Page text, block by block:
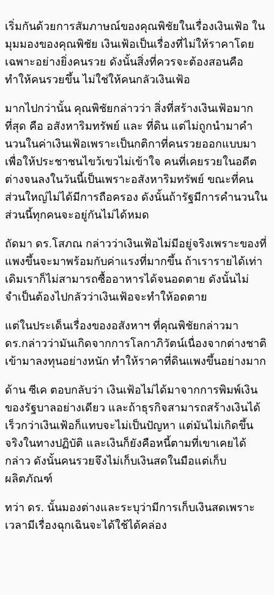
เริ่มกันด้วยการสัมภาษณ์ของคุณพิชัยในเรื่องเงินเฟ้อ ใน
มุมมองของคุณพิชัย เงินเฟ้อเป็นเรื่องที่ไม่ให้ราคาโดย
เฉพาะอย่างยิ่งคนรวย ดังนั้นสิ่งที่ควรจะต้องสอนคือ
ทำให้คนรวยขึ้น ไม่ใช่ให้คนกลัวเงินเฟ้อ
มากไปกว่านั้น คุณพิชัยกล่าวว่า สิ่งที่สร้างเงินเฟ้อมาก
ที่สุด คือ อสังหาริมทรัพย์ และ ที่ดิน แต่ไม่ถูกนำมาคำ
นวนในค่าเงินเฟ้อเพราะเป็นกติกาที่คนรวยออกแบบมา
เพื่อให้ประชาชนไขว้เขวไม่เข้าใจ คนที่เคยรวยในอดีต
ต่างจนลงในวันนี้เป็นเพราะอสังหาริมทรัพย์ ขณะที่คน
ส่วนใหญ่ไม่ได้มีการถือครอง ดังนั้นถ้ารัฐมีการคำนวนใน
ส่วนนี้ทุกคนจะอยู่กันไม่ได้หมด
ถัดมา ดร.โสภณ กล่าวว่าเงินเฟ้อไม่มีอยู่จริงเพราะของที่
แพงขึ้นจะมาพร้อมกับค่าแรงที่มากขึ้น ถ้าเรารายได้เท่า
เดิมเราก็ไม่สามารถซื้ออาหารได้จนอดตาย ดังนั้นไม่
จำเป็นต้องไปกลัวว่าเงินเฟ้อจะทำให้อดตาย
แต่ในประเด็นเรื่องของอสังหาฯ ที่คุณพิชัยกล่าวมา
ดร.กล่าวว่ามันเกิดจากการโลกาภิวัตน์เนื่องจากต่างชาติ
เข้ามาลงทุนอย่างหนัก ทำให้ราคาที่ดินแพงขึ้นอย่างมาก
ด้าน ซีเค ตอบกลับว่า เงินเฟ้อไม่ได้มาจากการพิมพ์เงิน
ของรัฐบาลอย่างเดียว และถ้าธุรกิจสามารถสร้างเงินได้
เร็วกว่าเงินเฟ้อก็แทบจะไม่เป็นปัญหา แต่มันไม่เกิดขึ้น
จริงในทางปฏิบัติ และเงินก็ยังคือหนี้ตามที่เขาเคยได้
กล่าว ดังนั้นคนรวยจึงไม่เก็บเงินสดในมือแต่เก็บ
ผลิตภัณฑ์
ทว่า ดร. นั้นมองต่างและระบุว่ามีการเก็บเงินสดเพราะ
เวลามีเรื่องฉุกเฉินจะได้ใช้ได้คล่อง